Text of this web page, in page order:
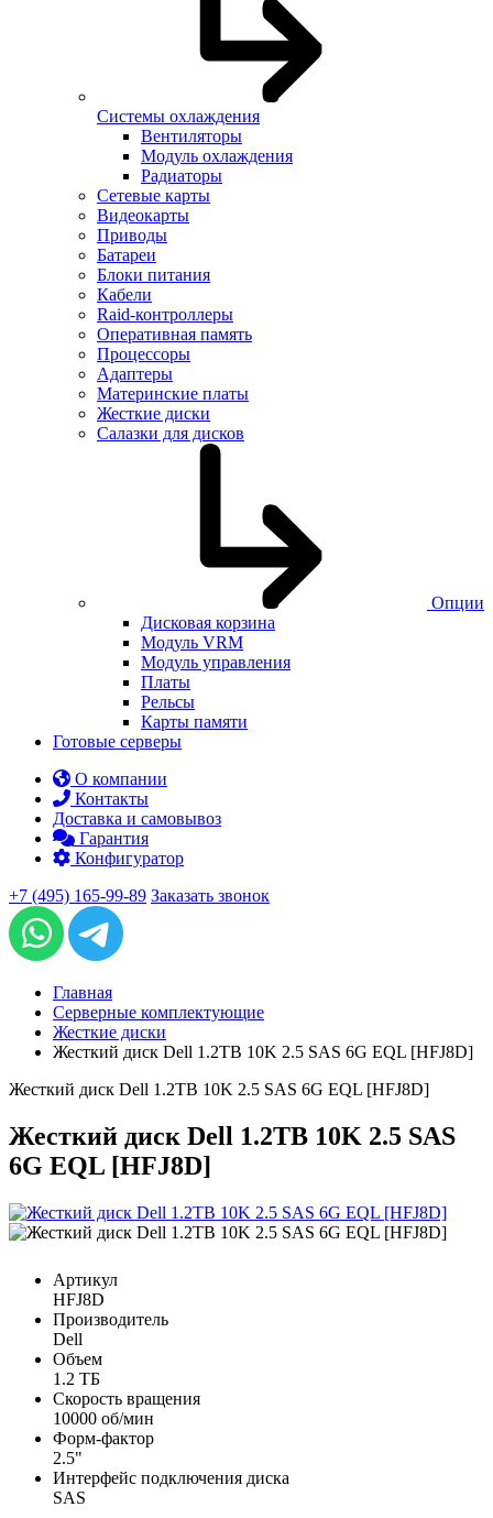
Системы охлаждения
Вентиляторы
Модуль охлаждения
Радиаторы
Сетевые карты
Видеокарты
Приводы
Батареи
Блоки питания
Кабели
Raid-контроллеры
Оперативная память
Процессоры
Адаптеры
Материнские платы
Жесткие диски
Салазки для дисков
Опции
Дисковая корзина
Модуль VRM
Модуль управления
Платы
Рельсы
Карты памяти
Готовые серверы
О компании
Контакты
Доставка и самовывоз
Гарантия
Конфигуратор
+7 (495) 165-99-89 Заказать звонок
Главная
Серверные комплектующие
Жесткие диски
Жесткий диск Dell 1.2TB 10K 2.5 SAS 6G EQL [HFJ8D]
Жесткий диск Dell 1.2TB 10K 2.5 SAS 6G EQL [HFJ8D]
Жесткий диск Dell 1.2TB 10K 2.5 SAS
6G EQL [HFJ8D]
Артикул
HFJ8D
Производитель
Dell
Объем
1.2 ТБ
Скорость вращения
10000 об/мин
Форм-фактор
2.5"
Интерфейс подключения диска
SAS